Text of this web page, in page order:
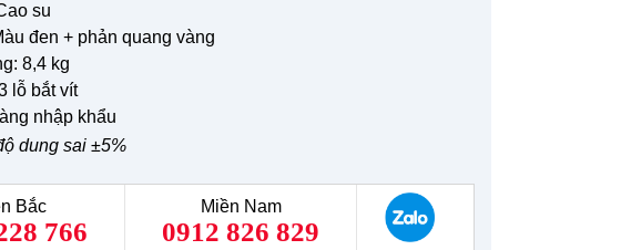
su
đen + phản quang vàng
8,4 kg
lỗ bắt vít
nhập khẩu
dung sai ±5%
Bắc
766
Miền Nam
0912 826 829